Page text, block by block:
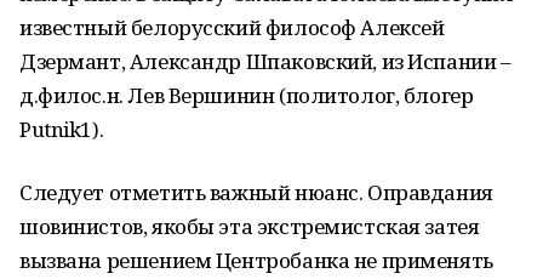
известный белорусский философ Алексей
Дзермант, Александр Шпаковский, из Испании –
д.филос.н. Лев Вершинин (политолог, блогер
Putnik1).
Следует отметить важный нюанс. Оправдания
шовинистов, якобы эта экстремистская затея
вызвана решением Центробанка не применять